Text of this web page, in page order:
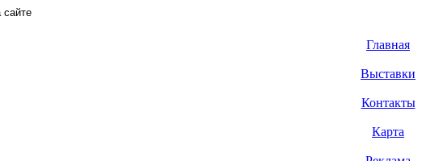
Главная
Выставки
Контакты
Карта